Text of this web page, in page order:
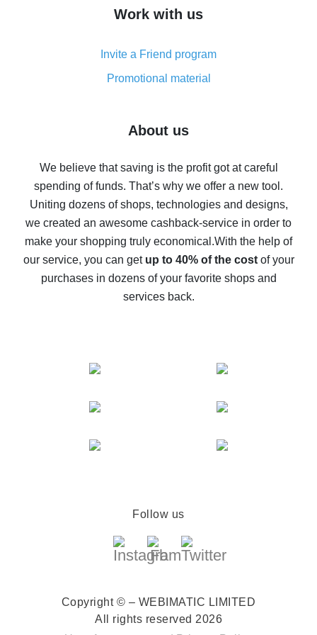
simple methods
8% cash back on AliExpress - saving real money is a
real thing
Five ways to get the most cash back on AliExpress
back
10% cash back on AliExpress - the impossible is
possible
The best cash back on AliExpress - how to find it
The best cash back service for AliExpress - let's
compare offers
Work with us
Invite a Friend program
Promotional material
About us
We believe that saving is the profit got at careful
spending of funds. That’s why we offer a new tool.
Uniting dozens of shops, technologies and designs,
we created an awesome cashback-service in order to
make your shopping truly economical.With the help of
our service, you can get up to 40% of the costof your
purchases in dozens of your favorite shops and
services back.
Follow us
Copyright © – WEBIMATIC LIMITED
All rights reserved 2026